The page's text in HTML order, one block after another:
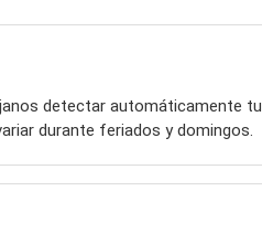
detectar automáticamente tu
durante feriados y domingos.